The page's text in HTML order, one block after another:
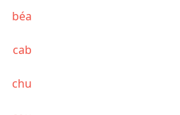
béa
cab
chu